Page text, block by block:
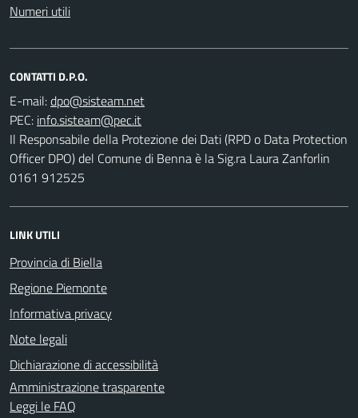
Numeri utili
CONTATTI D.P.O.
E-mail:
PEC:
Il Responsabile della Protezione dei Dati (RPD o Data Protection
Officer DPO) del Comune di Benna è la Sig.ra Laura Zanforlin
0161 912525
LINK UTILI
Provincia di Biella
Regione Piemonte
Informativa privacy
Note legali
Dichiarazione di accessibilità
Amministrazione trasparente
Leggi le FAQ